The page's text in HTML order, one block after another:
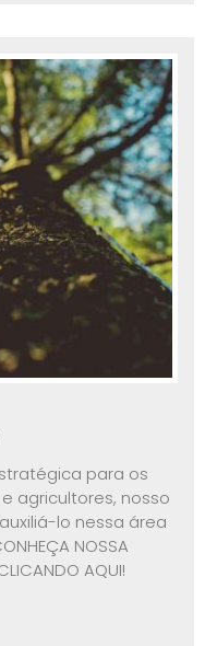
para os
agricultores, nosso
lo nessa área
NOSSA
AQUI!